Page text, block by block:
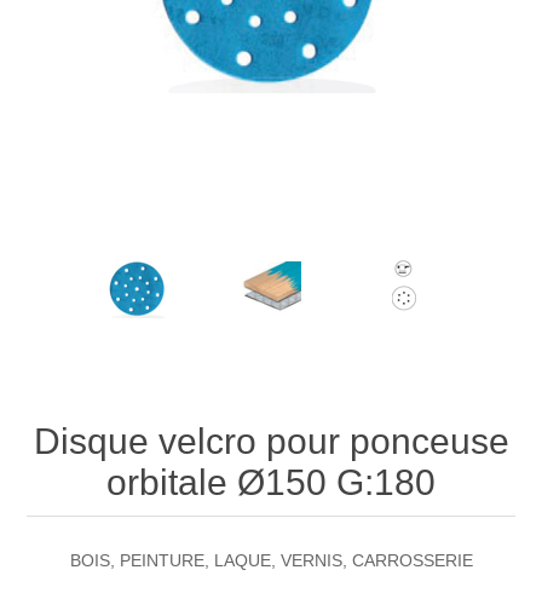
Disque velcro pour ponceuse
orbitale Ø150 G:180
BOIS, PEINTURE, LAQUE, VERNIS, CARROSSERIE